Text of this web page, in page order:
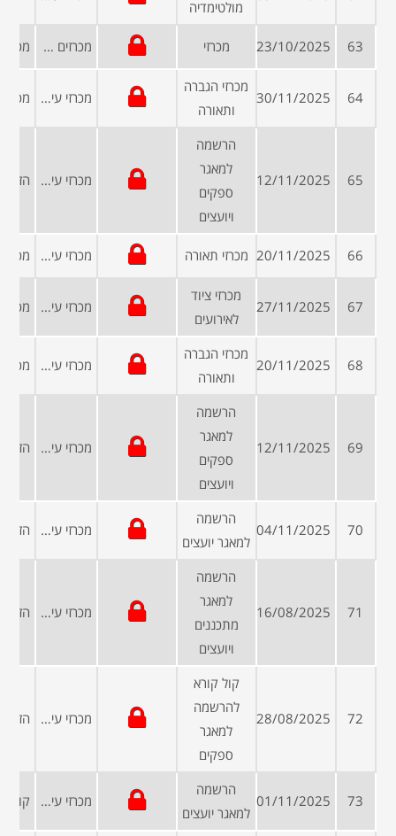
מולטימדיה
63
23/10/2025 מכרזי מכרזים פומביים
64
30/11/2025
מכרזי הגברה
ותאורה
מכרזי עיריות ומועצות
65
12/11/2025
הרשמה
למאגר
ספקים
ויועצים
מכרזי עיריות ומועצות
66
20/11/2025 מכרזי תאורה מכרזי עיריות ומועצות
67
27/11/2025
מכרזי ציוד
לאירועים
מכרזי עיריות ומועצות
68
20/11/2025
מכרזי הגברה
ותאורה
מכרזי עיריות ומועצות
69
12/11/2025
הרשמה
למאגר
ספקים
ויועצים
מכרזי עיריות ומועצות
70
04/11/2025
הרשמה
למאגר יועצים
מכרזי עיריות ומועצות
71
16/08/2025
הרשמה
למאגר
מתכננים
ויועצים
מכרזי עיריות ומועצות
72
28/08/2025
קול קורא
להרשמה
למאגר
ספקים
מכרזי עיריות ומועצות
73
01/11/2025
הרשמה
למאגר יועצים
מכרזי עיריות ומועצות